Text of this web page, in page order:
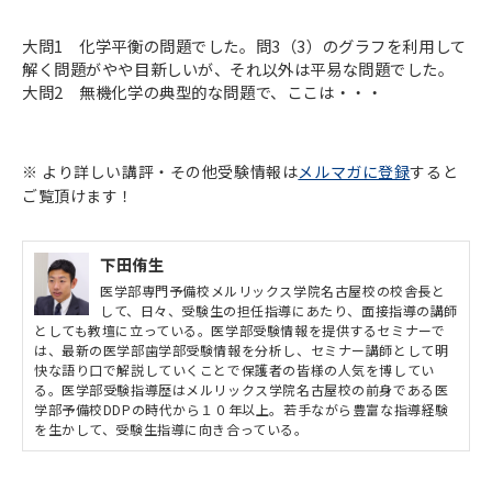
大問1 化学平衡の問題でした。問3（3）のグラフを利用して
解く問題がやや目新しいが、それ以外は平易な問題でした。
大問2 無機化学の典型的な問題で、ここは・・・
※ より詳しい講評・その他受験情報はメルマガに登録すると
ご覧頂けます！
下田侑生
医学部専門予備校メルリックス学院名古屋校の校舎長と
して、日々、受験生の担任指導にあたり、面接指導の講師
としても教壇に立っている。医学部受験情報を提供するセミナーで
は、最新の医学部歯学部受験情報を分析し、セミナー講師として明
快な語り口で解説していくことで保護者の皆様の人気を博してい
る。医学部受験指導歴はメルリックス学院名古屋校の前身である医
学部予備校DDPの時代から１０年以上。若手ながら豊富な指導経験
を生かして、受験生指導に向き合っている。